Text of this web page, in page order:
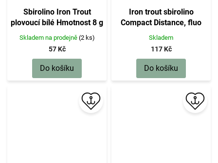
Sbirolino Iron Trout
plovoucí bílé Hmotnost 8 g
Skladem na prodejně (2 ks)
57 Kč
Do košíku
Iron trout sbirolino
Compact Distance, fluo
červeno-oranžové,
potápivé, 35 g
Skladem
117 Kč
Do košíku